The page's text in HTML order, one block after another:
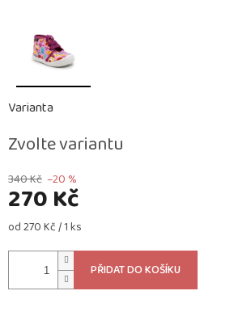
340 Kč –20 %
270 Kč
Měrná
od 270 Kč / 1 ks
Zvolte variantu
Varianta
PŘIDAT DO KOŠÍKU